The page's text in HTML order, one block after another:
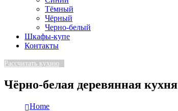
Тёмный
Чёрный
Черно-белый
Шкафы-купе
Контакты
Рассчитать кухню
Чёрно-белая деревянная кухня
Home